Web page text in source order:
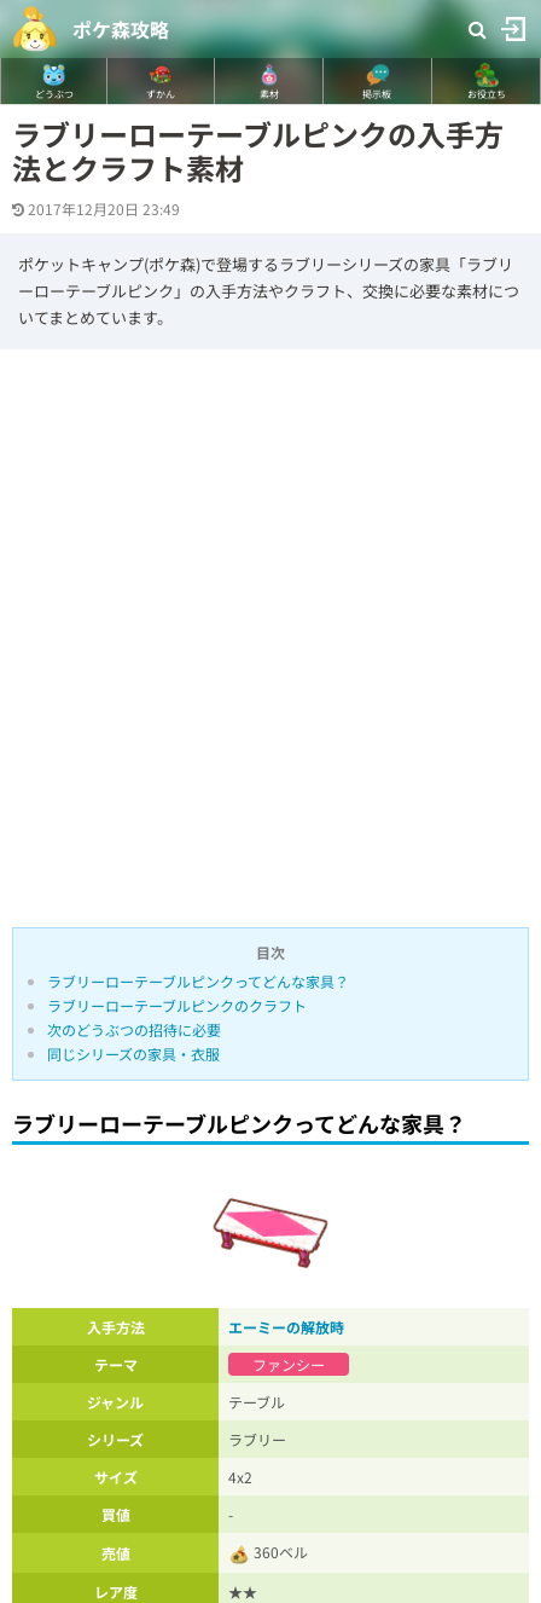
ポケ森攻略
どうぶつ ずかん 素材 掲示板 お役立ち
ラブリーローテーブルピンクの入手方
法とクラフト素材
2017年12月20日 23:49
ポケットキャンプ(ポケ森)で登場するラブリーシリーズの家具「ラブリ
ーローテーブルピンク」の入手方法やクラフト、交換に必要な素材につ
いてまとめています。
目次
ラブリーローテーブルピンクってどんな家具？
ラブリーローテーブルピンクのクラフト
次のどうぶつの招待に必要
同じシリーズの家具・衣服
ラブリーローテーブルピンクってどんな家具？
入手方法
エーミーの解放時
テーマ
ファンシー
ジャンル
テーブル
シリーズ
ラブリー
サイズ
4x2
買値
-
売値
360ベル
レア度
★★